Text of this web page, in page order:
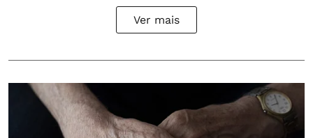
Ver mais